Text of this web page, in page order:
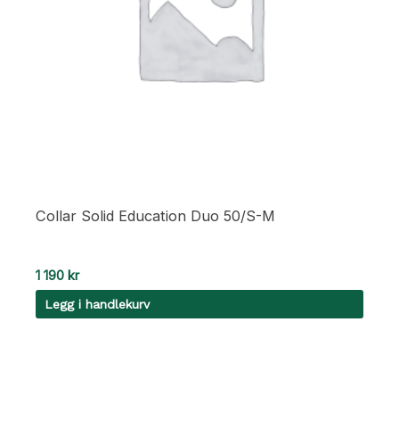
Collar Solid Education Duo 50/S-M
1 190 kr
Legg i handlekurv